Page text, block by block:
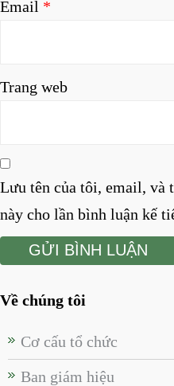
Email *
Trang web
Lưu tên của tôi, email, và
này cho lần bình luận kế
Về chúng tôi
Cơ cấu tổ chức
Ban giám hiệu